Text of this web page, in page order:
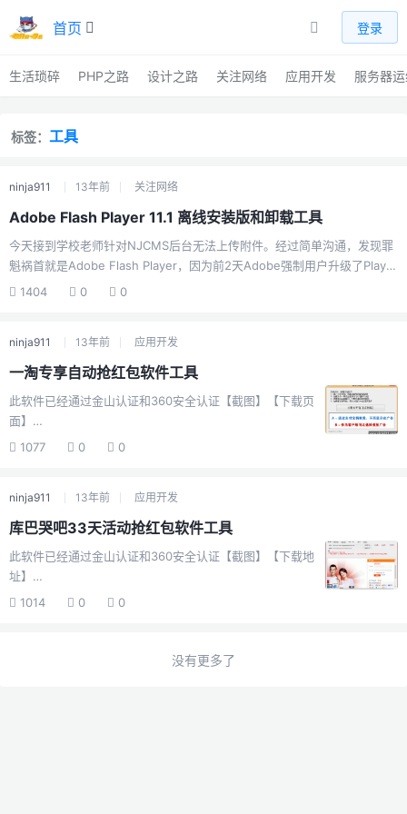
首页 登录
生活琐碎 PHP之路 设计之路 关注网络 应用开发 服务器
标签： 工具
ninja911 13年前 关注网络
Adobe Flash Player 11.1 离线安装版和卸载工具
今天接到学校老师针对NJCMS后台无法上传附件。经过简单沟通，发现罪
魁祸首就是Adobe Flash Player，因为前2天Adobe强制用户升级了Player
到最新的v11.14，导致通过动态innerHTML产生的uploadify控件无法使用
自我升级Flash产品吧，发布产品一定要严谨！更换高级浏览器：比如
Google Chrome、Firefox、搜狗、猎豹等带有非IE内核的浏览器把自己的
1404 0 0
ninja911 13年前 应用开发
一淘专享自动抢红包软件工具
此软件已经通过金山认证和360安全认证【截图】【下载页
面】
http://vdisk.weibo.com/s/bQ\_UE#etao\_vip\_snatch【
页]http://www.ninja911.com 【功能说明】 1.支持最新一
淘专享自动抢红包 2.支持软件多开多账号，多线程保持同
5.支持自定义抢频率 【开发工具】 1.AAuto IDE编译 下载
地址：http://www.aau....
1077 0 0
ninja911 13年前 应用开发
库巴哭吧33天活动抢红包软件工具
此软件已经通过金山认证和360安全认证【截图】【下载地
址】
http://vdisk.weibo.com/s/bLKsx#coo8\_33day\_lotter
1014 0 0
没有更多了